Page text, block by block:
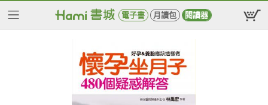
電子書 月讀包 閱讀器